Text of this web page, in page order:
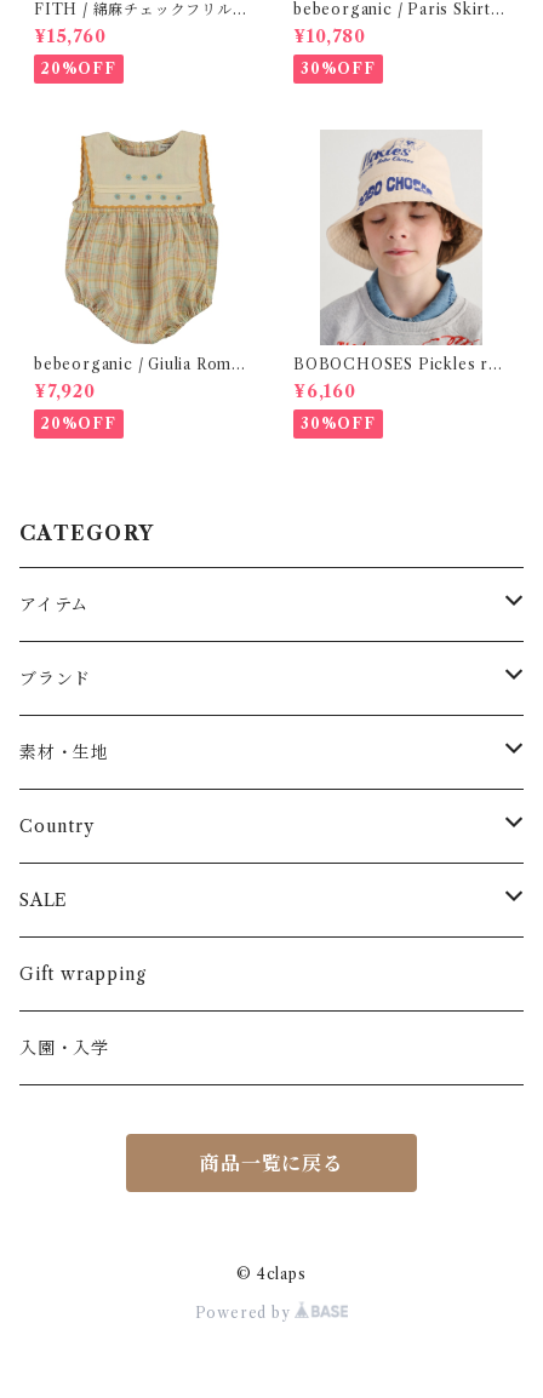
FITH / 綿麻チェックフリルブ
ラウス(Be) / Size 1・2
¥15,760
20%OFF
bebeorganic / Paris Skirt
Nostalgic Florals (10・12y)
¥10,780
30%OFF
bebeorganic / Giulia Romp
er Lagoon Check( 6・12ｍ)
¥7,920
20%OFF
BOBOCHOSES Pickles rev
ersible hat / 52,54
¥6,160
30%OFF
CATEGORY
アイテム
Baby
トップス
長袖
半袖
パンツ
長ズボン
半ズボン
スカート
ワンピース
カーディガン / 羽織もの
ブランド
AS WE GROW
ARCH&LINE
BABE & TESS
BOBOCHOSES
BONHEUR DU JOUR
素材・生地
コットン 100%
リネン( 麻 )
ウール
アルパカ
Country
France / フランス
Italy / イタリア
NY / ニューヨーク
Spain / スペイン
SALE
男の子
女の子
くつ・帽子・Bag
Gift wrapping
入園・入学
商品一覧に戻る
© 4claps
Powered by